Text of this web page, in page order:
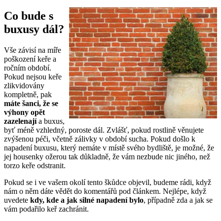
Co bude s
buxusy dál?
Vše závisí na míře
poškození keře a
ročním období.
Pokud nejsou keře
zlikvidovány
kompletně, pak
máte šanci, že se
výhony opět
zazelenajía buxus,
byť méně vzhledný, poroste dál. Zvlášť, pokud rostlině věnujete
zvýšenou péči, včetně zálivky v období sucha. Pokud došlo k
napadení buxusu, který nemáte v místě svého bydliště, je možné, že
jej housenky ožerou tak důkladně, že vám nezbude nic jiného, než
torzo keře odstranit.
Pokud se i ve vašem okolí tento škůdce objevil, budeme rádi, když
nám o něm dáte vědět do komentářů pod článkem. Nejlépe, když
uvedete kdy, kde a jak silné napadení bylo, případně zda a jak se
vám podařilo keř zachránit.